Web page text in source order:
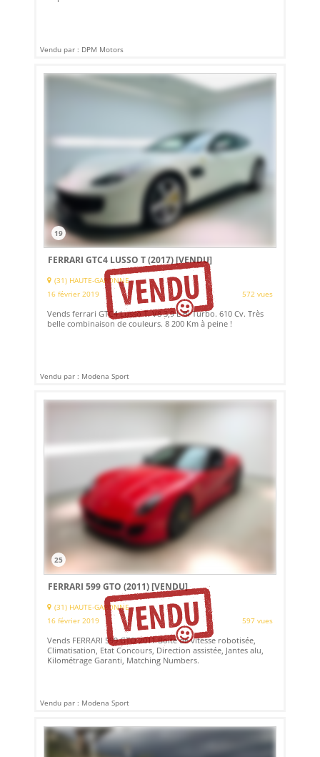
Vendu par : DPM Motors
19
FERRARI GTC4 LUSSO T (2017)[VENDU]
(31) HAUTE-GARONNE
16 février 2019
572 vues
Vends ferrari GTC4 Lusso T. V8 3,9 L Bi Turbo. 610 Cv. Très
belle combinaison de couleurs. 8 200 Km à peine !
Vendu par : Modena Sport
25
FERRARI 599 GTO (2011)[VENDU]
(31) HAUTE-GARONNE
16 février 2019
597 vues
Vends FERRARI 599 GTO 2011 Boite de vitesse robotisée,
Climatisation, Etat Concours, Direction assistée, Jantes alu,
Kilométrage Garanti, Matching Numbers.
Vendu par : Modena Sport